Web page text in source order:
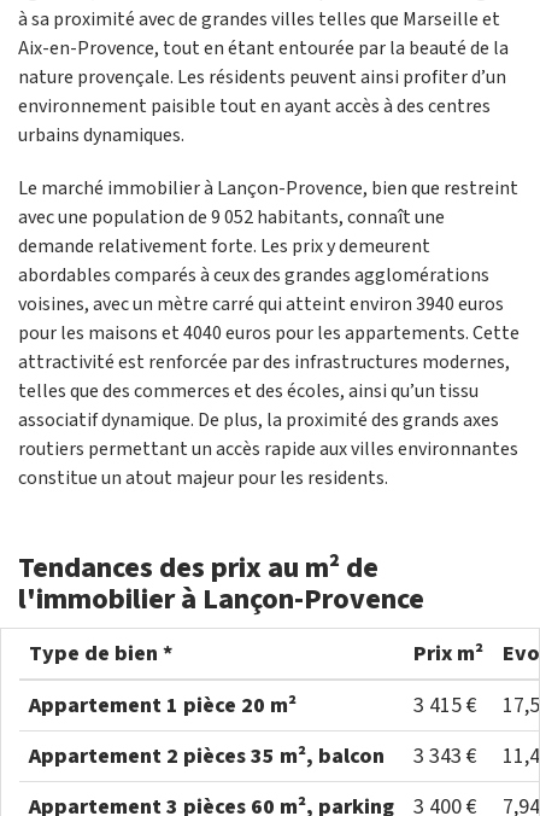
à sa proximité avec de grandes villes telles que Marseille et
Aix-en-Provence, tout en étant entourée par la beauté de la
nature provençale. Les résidents peuvent ainsi profiter d’un
environnement paisible tout en ayant accès à des centres
urbains dynamiques.
Le marché immobilier à Lançon-Provence, bien que restreint
avec une population de 9 052 habitants, connaît une
demande relativement forte. Les prix y demeurent
abordables comparés à ceux des grandes agglomérations
voisines, avec un mètre carré qui atteint environ 3940 euros
pour les maisons et 4040 euros pour les appartements. Cette
attractivité est renforcée par des infrastructures modernes,
telles que des commerces et des écoles, ainsi qu’un tissu
associatif dynamique. De plus, la proximité des grands axes
routiers permettant un accès rapide aux villes environnantes
constitue un atout majeur pour les residents.
Tendances des prix au m² de
l'immobilier à Lançon-Provence
Type de bien * Prix m²
Appartement 1 pièce 20 m²
3 415 €
Appartement 2 pièces 35 m², balcon
3 343 €
Appartement 3 pièces 60 m², parking
3 400 €